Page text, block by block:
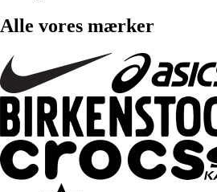
Alle vores mærker